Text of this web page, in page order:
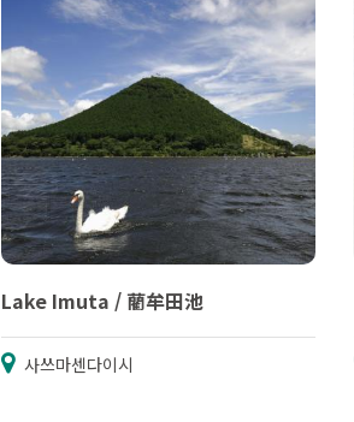
Lake Imuta / 藺牟田池
사쓰마센다이시